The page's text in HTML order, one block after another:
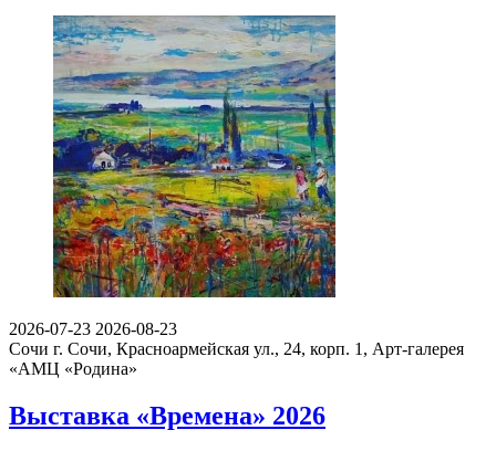
2026-07-23 2026-08-23
Сочи г. Сочи, Красноармейская ул., 24, корп. 1, Арт-галерея
«АМЦ «Родина»
Выставка «Времена» 2026